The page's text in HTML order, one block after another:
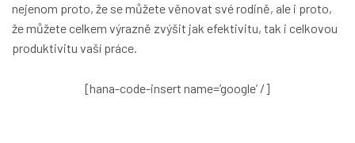
nejenom proto, že se můžete věnovat své rodině, ale i proto,
že můžete celkem výrazně zvýšit jak efektivitu, tak i celkovou
produktivitu vaší práce.
[hana-code-insert name=’google’ /]